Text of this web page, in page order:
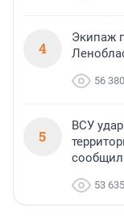
4
Экипаж
56 380
5
ВСУ
53 635